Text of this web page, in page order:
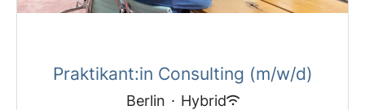
Praktikant:in Consulting (m/w/d)
Berlin · Hybrid